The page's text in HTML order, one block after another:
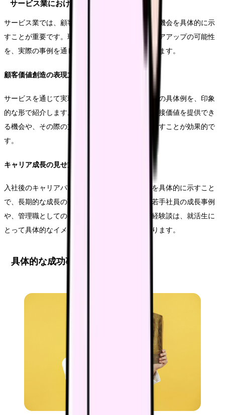
サービス業における効果的な手法
サービス業では、顧客との関わりや、社員の成長機会を具体的に示
すことが重要です。現場でのやりがいや、キャリアアップの可能性
を、実際の事例を通じて分かりやすく伝えていきます。
顧客価値創造の表現方法
サービスを通じて実現される顧客満足や社会貢献の具体例を、印象
的な形で紹介します。特に、若手社員が顧客に直接価値を提供でき
る機会や、その際の支援体制について具体的に示すことが効果的で
す。
キャリア成長の見せ方
入社後のキャリアパスや、スキルアップの機会を具体的に示すこと
で、長期的な成長の可能性を伝えます。特に、若手社員の成長事例
や、管理職としてのキャリアを実現した社員の経験談は、就活生に
とって具体的なイメージを持ちやすい情報となります。
具体的な成功事例分析